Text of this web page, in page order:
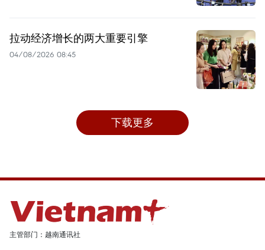
拉动经济增长的两大重要引擎
04/08/2026 08:45
下载更多
主管部门：越南通讯社